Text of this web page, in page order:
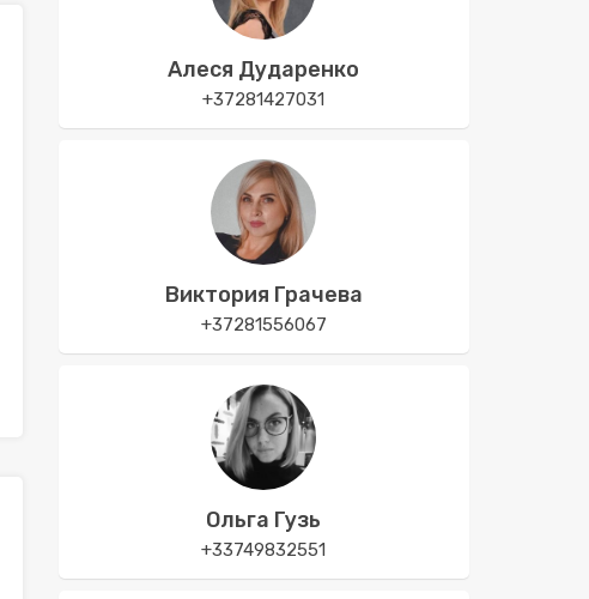
Алеся Дударенко
+37281427031
Виктория Грачева
+37281556067
Ольга Гузь
+33749832551